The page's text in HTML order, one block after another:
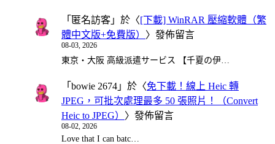
「 匿名訪客 」於〈[下載] WinRAR 壓縮軟體（繁
體中文版+免費版） 〉發佈留言
08-03, 2026
東京・大阪 高級派遣サービス 【千夏の伊…
「 bowie 2674 」於〈免下載！線上 Heic 轉
JPEG，可批次處理最多 50 張照片！（Convert
Heic to JPEG） 〉發佈留言
08-02, 2026
Love that I can batc…